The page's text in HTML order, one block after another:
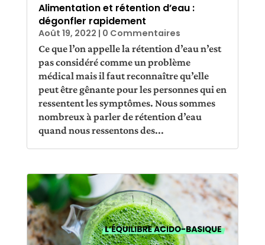
Alimentation et rétention d’eau :
dégonfler rapidement
Août 19, 2022 | 0 Commentaires
Ce que l’on appelle la rétention d’eau n’est
pas considéré comme un problème
médical mais il faut reconnaître qu’elle
peut être gênante pour les personnes qui en
ressentent les symptômes. Nous sommes
nombreux à parler de rétention d’eau
quand nous ressentons des...